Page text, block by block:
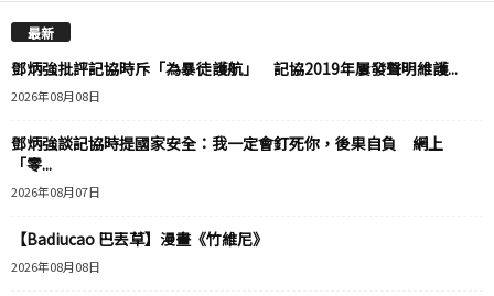
最新
鄧炳強批評記協時斥「為暴徒護航」 記協2019年屢發聲明維護...
2026年08月08日
鄧炳強談記協時提國家安全：我一定會釘死你，後果自負 網上
「零...
2026年08月07日
【Badiucao 巴丟草】漫畫《竹維尼》
2026年08月08日